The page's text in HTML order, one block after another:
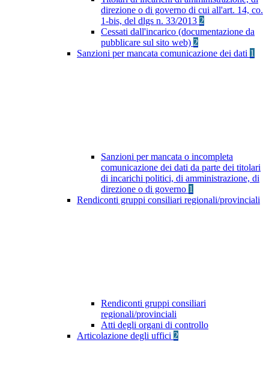
direzione o di governo di cui all'art. 14, co.
1-bis, del dlgs n. 33/2013 2
Cessati dall'incarico (documentazione da
pubblicare sul sito web) 2
Sanzioni per mancata comunicazione dei dati 1
Sanzioni per mancata o incompleta
comunicazione dei dati da parte dei titolari
di incarichi politici, di amministrazione, di
direzione o di governo 1
Rendiconti gruppi consiliari regionali/provinciali
Rendiconti gruppi consiliari
regionali/provinciali
Atti degli organi di controllo
Articolazione degli uffici 2